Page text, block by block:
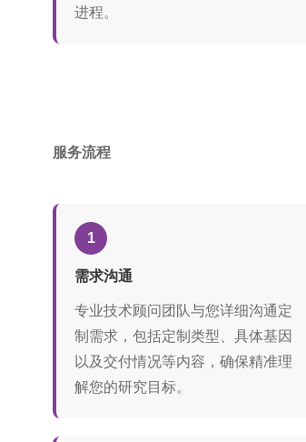
进程。
服务流程
1
需求沟通
专业技术顾问团队与您详细沟通定
制需求，包括定制类型、具体基因
以及交付情况等内容，确保精准理
解您的研究目标。